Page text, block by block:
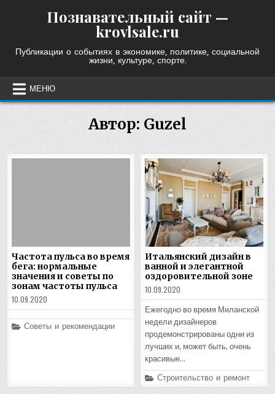
Познавательный сайт —
krovlsale.ru
Публикации о событиях в экономике, политике, социальной
жизни, культуре, спорте.
МЕНЮ
Автор: Guzel
Частота пульса во время
бега: нормальные
значения и советы по
зонам частоты пульса
10.09.2020
Posted
Советы и рекомендации
Итальянский дизайн в
ванной и элегантной
оздоровительной зоне
10.09.2020
Ежегодно во время Миланской
недели дизайнеров
продемонстрированы одни из
лучших и, может быть, очень
красивые…
Posted
in
Строительство и ремонт